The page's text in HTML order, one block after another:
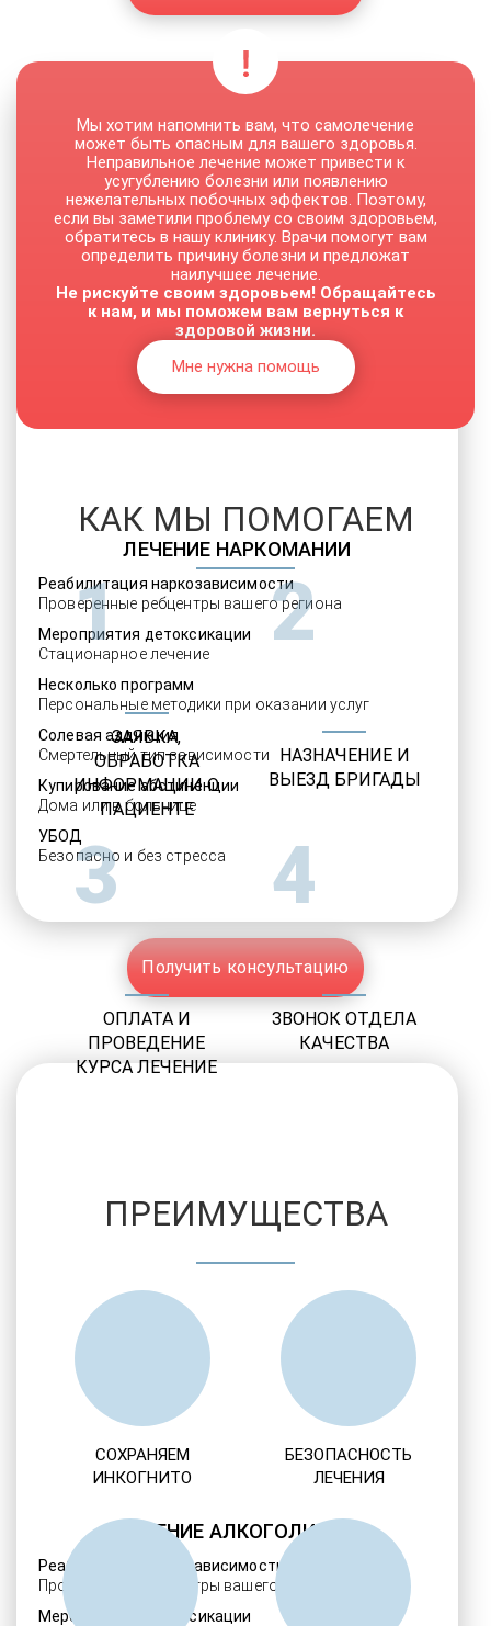
ЛЕЧЕНИЕ НАРКОМАНИИ
Реабилитация наркозависимости
Проверенные ребцентры вашего региона
Мероприятия детоксикации
Стационарное лечение
Несколько программ
Персональные методики при оказании услуг
Солевая аддикция
Смертельный тип зависимости
Купирование абстиненции
Дома или в больнице
УБОД
Безопасно и без стресса
Получить консультацию
ЛЕЧЕНИЕ АЛКОГОЛИЗМА
Реабилитация алкозависимости
Проверенные ребцентры вашего региона
Мероприятия детоксикации
Мы хотим напомнить вам, что самолечение
может быть опасным для вашего здоровья.
Неправильное лечение может привести к
усугублению болезни или появлению
нежелательных побочных эффектов. Поэтому,
если вы заметили проблему со своим здоровьем,
обратитесь в нашу клинику. Врачи помогут вам
определить причину болезни и предложат
наилучшее лечение.
Не рискуйте своим здоровьем! Обращайтесь
к нам, и мы поможем вам вернуться к
здоровой жизни.
Мне нужна помощь
КАК МЫ ПОМОГАЕМ
1
ЗАЯВКА,
ОБРАБОТКА
ИНФОРМАЦИИ О
ПАЦИЕНТЕ
2
НАЗНАЧЕНИЕ И
ВЫЕЗД БРИГАДЫ
3
ОПЛАТА И
ПРОВЕДЕНИЕ
КУРСА ЛЕЧЕНИЕ
4
ЗВОНОК ОТДЕЛА
КАЧЕСТВА
ПРЕИМУЩЕСТВА
СОХРАНЯЕМ
ИНКОГНИТО
БЕЗОПАСНОСТЬ
ЛЕЧЕНИЯ